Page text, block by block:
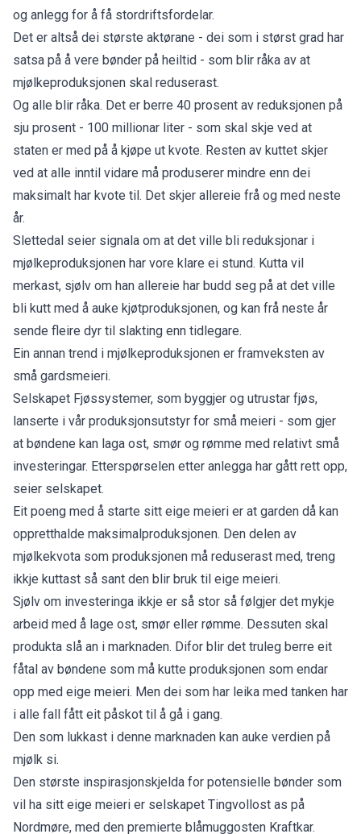
og anlegg for å få stordriftsfordelar.
Det er altså dei største aktørane - dei som i størst grad har
satsa på å vere bønder på heiltid - som blir råka av at
mjølkeproduksjonen skal reduserast.
Og alle blir råka. Det er berre 40 prosent av reduksjonen på
sju prosent - 100 millionar liter - som skal skje ved at
staten er med på å kjøpe ut kvote. Resten av kuttet skjer
ved at alle inntil vidare må produserer mindre enn dei
maksimalt har kvote til. Det skjer allereie frå og med neste
år.
Slettedal seier signala om at det ville bli reduksjonar i
mjølkeproduksjonen har vore klare ei stund. Kutta vil
merkast, sjølv om han allereie har budd seg på at det ville
bli kutt med å auke kjøtproduksjonen, og kan frå neste år
sende fleire dyr til slakting enn tidlegare.
Ein annan trend i mjølkeproduksjonen er framveksten av
små gardsmeieri.
Selskapet Fjøssystemer, som byggjer og utrustar fjøs,
lanserte i vår produksjonsutstyr for små meieri - som gjer
at bøndene kan laga ost, smør og rømme med relativt små
investeringar. Etterspørselen etter anlegga har gått rett opp,
seier selskapet.
Eit poeng med å starte sitt eige meieri er at garden då kan
oppretthalde maksimalproduksjonen. Den delen av
mjølkekvota som produksjonen må reduserast med, treng
ikkje kuttast så sant den blir bruk til eige meieri.
Sjølv om investeringa ikkje er så stor så følgjer det mykje
arbeid med å lage ost, smør eller rømme. Dessuten skal
produkta slå an i marknaden. Difor blir det truleg berre eit
fåtal av bøndene som må kutte produksjonen som endar
opp med eige meieri. Men dei som har leika med tanken har
i alle fall fått eit påskot til å gå i gang.
Den som lukkast i denne marknaden kan auke verdien på
mjølk si.
Den største inspirasjonskjelda for potensielle bønder som
vil ha sitt eige meieri er selskapet Tingvollost as på
Nordmøre, med den premierte blåmuggosten Kraftkar.